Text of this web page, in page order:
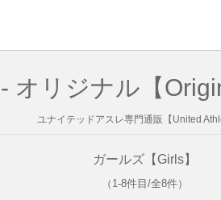
- オリジナル【
ユナイテッドアスレ専門通販【United
ガールズ【Girls】
（1-8件目/全8件）